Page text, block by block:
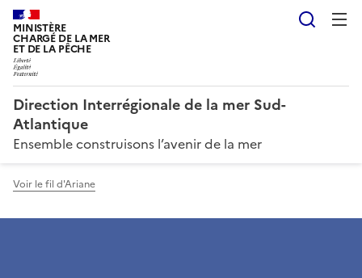
MINISTÈRE
CHARGÉ DE LA MER
ET DE LA PÊCHE
Direction Interrégionale de la mer Sud-
Atlantique
Ensemble construisons l’avenir de la mer
Voir le fil d'Ariane